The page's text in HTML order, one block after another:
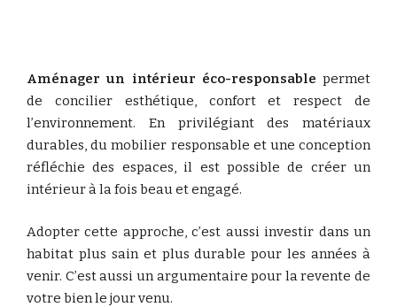
Aménagerun intérieur éco-responsable permet
de concilier esthétique, confortetrespectde
l’environnement. En privilégiantdes matériaux
durables,dumobilier responsable et uneconception
réfléchiedes espaces, il est possiblede créer un
intérieuràlafois beauetengagé.
Adoptercette approche,c’est aussi investir dansun
habitat plus sain et plusdurablepourlesannéesà
venir. C’est aussi un argumentaire pour la revente de
votre bien le jour venu.